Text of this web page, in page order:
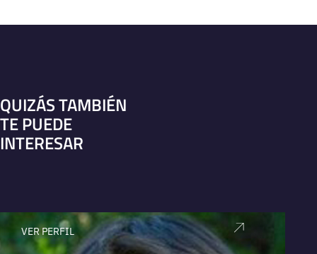
QUIZÁS TAMBIÉN
TE PUEDE
INTERESAR
VER PERFIL